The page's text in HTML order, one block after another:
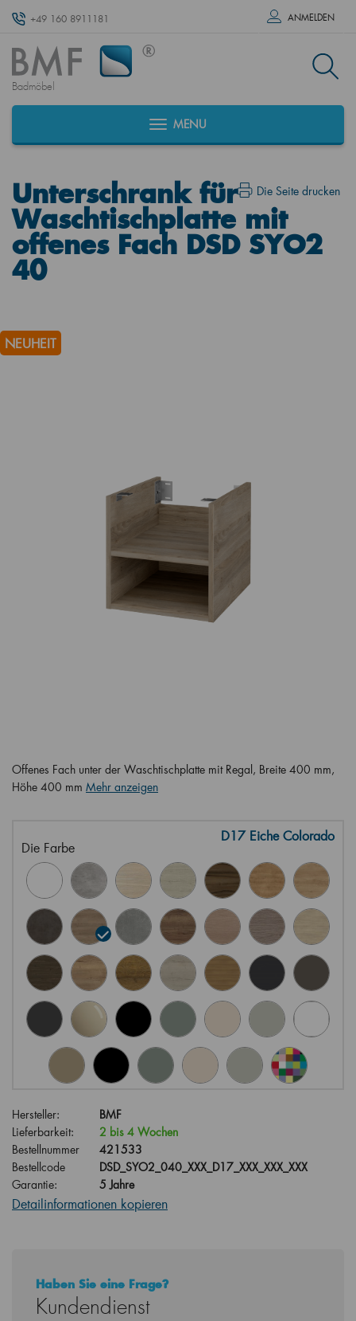
+49 160 8911181 ANMELDEN
Badmöbel
MENU
Die Seite drucken
Unterschrank für
Waschtischplatte mit
offenes Fach DSD SYO2
40
NEUHEIT
Offenes Fach unter der Waschtischplatte mit Regal, Breite 400 mm,
Höhe 400 mm Mehr anzeigen
Die Farbe
D17 Eiche Colorado
Hersteller:
BMF
Lieferbarkeit:
2 bis 4 Wochen
Bestellnummer
421533
Bestellcode
DSD_SYO2_040_XXX_D17_XXX_XXX_XXX
Garantie:
5 Jahre
Detailinformationen kopieren
Haben Sie eine Frage?
Kundendienst